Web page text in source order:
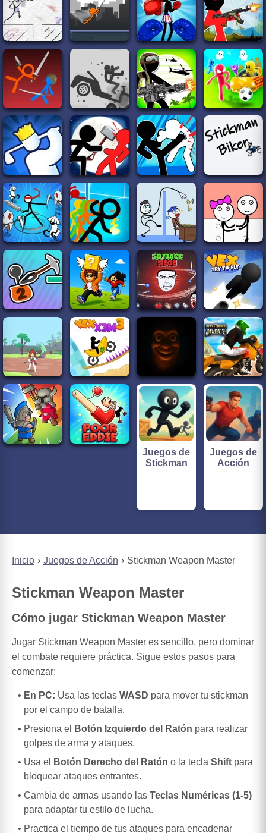
Inicio Juegos de Acción Stickman Weapon Master
Stickman Weapon Master
Cómo jugar Stickman Weapon Master
Jugar Stickman Weapon Master es sencillo, pero dominar
el combate requiere práctica. Sigue estos pasos para
comenzar:
En PC: Usa las teclas WASD para mover tu stickman
por el campo de batalla.
Presiona el
Botón Izquierdo del Ratón para realizar
golpes de arma y ataques.
Usa el
Botón Derecho del Ratón o la tecla Shift para
bloquear ataques entrantes.
Cambia de armas usando las Teclas Numéricas (1-5)
para adaptar tu estilo de lucha.
Practica el tiempo de tus ataques para encadenar
Juegos de
Stickman
Juegos de
Acción